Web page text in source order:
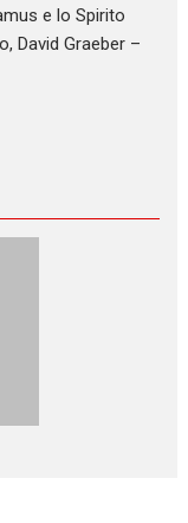
e lo Spirito
David Graeber –